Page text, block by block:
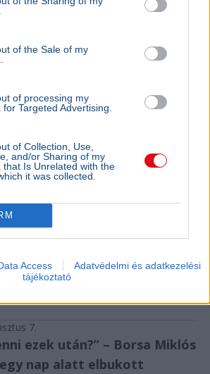
of the Sale of my
of processing my
Targeted Advertising.
of Collection, Use,
and/or Sharing of my
that Is Unrelated with the
it was collected.
Access
Adatvédelmi és adatkezelési
tájékoztató
Aszály Orbán Anita Hőség
szerint az elmúlt tizenhat
való felkészülés,
7.
ezek után?” – Borsa Miklós
nap alatt elbukott